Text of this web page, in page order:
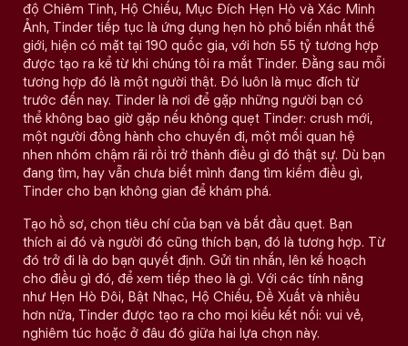
độ Chiêm Tinh, Hộ Chiếu, Mục Đích Hẹn Hò và Xác Minh
Ảnh, Tinder tiếp tục là ứng dụng hẹn hò phổ biến nhất thế
giới, hiện có mặt tại 190 quốc gia, với hơn 55 tỷ tương hợp
được tạo ra kể từ khi chúng tôi ra mắt Tinder. Đằng sau mỗi
tương hợp đó là một người thật. Đó luôn là mục đích từ
trước đến nay. Tinder là nơi để gặp những người bạn có
thể không bao giờ gặp nếu không quẹt Tinder: crush mới,
một người đồng hành cho chuyến đi, một mối quan hệ
nhen nhóm chậm rãi rồi trở thành điều gì đó thật sự. Dù bạn
đang tìm, hay vẫn chưa biết mình đang tìm kiếm điều gì,
Tinder cho bạn không gian để khám phá.
Tạo hồ sơ, chọn tiêu chí của bạn và bắt đầu quẹt. Bạn
thích ai đó và người đó cũng thích bạn, đó là tương hợp. Từ
đó trở đi là do bạn quyết định. Gửi tin nhắn, lên kế hoạch
cho điều gì đó, để xem tiếp theo là gì. Với các tính năng
như Hẹn Hò Đôi, Bật Nhạc, Hộ Chiếu, Đề Xuất và nhiều
hơn nữa, Tinder được tạo ra cho mọi kiểu kết nối: vui vẻ,
nghiêm túc hoặc ở đâu đó giữa hai lựa chọn này.